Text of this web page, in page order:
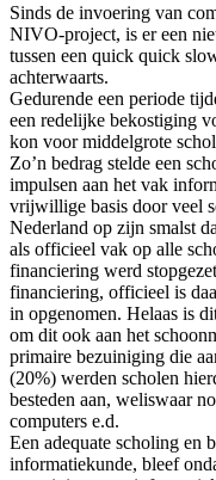
Sinds de invoering van
NIVO-project, is er een
tussen een quick quick
achterwaarts.
Gedurende een periode
een redelijke bekostiging
kon voor middelgrote
Zo’n bedrag stelde een
impulsen aan het vak
vrijwillige basis door veel
Nederland op zijn smalst
als officieel vak op alle
financiering werd
financiering, officieel is
in opgenomen. Helaas is
om dit ook aan het
primaire bezuiniging die
(20%) werden scholen
besteden aan, weliswaar
computers e.d.
Een adequate scholing en
informatiekunde, bleef